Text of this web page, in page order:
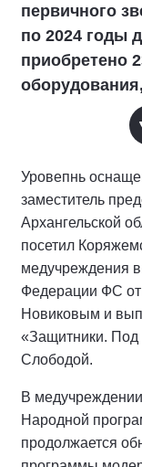
первичного
по 2024 годы
приобретено
оборудования,
Уровепнь
заместитель
Архангельской
посетил
медучреждения
Федерации ФС от
Новиковым и
«Защитники. Под
Слободой.
В
Народной
продолжается